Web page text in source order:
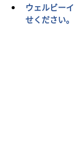
ウェルビー
せください。